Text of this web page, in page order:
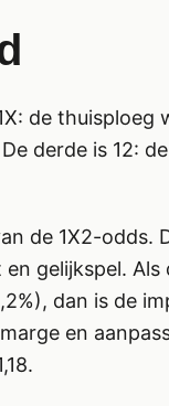
de
derde is 12:
de 1X2-odds.
gelijkspel.
dan is de
en